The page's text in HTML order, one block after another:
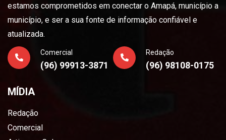
estamos comprometidos em conectar o Amapá, município a
município, e ser a sua fonte de informação confiável e
atualizada.
Comercial
(96) 99913-3871
Redação
(96) 98108-0175
MÍDIA
Redação
Comercial